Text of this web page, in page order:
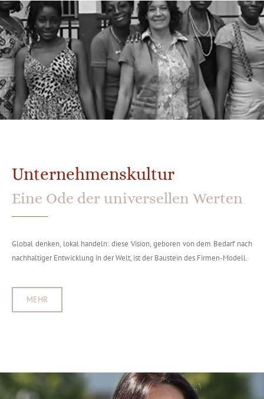
Unternehmenskultur
Eine Ode der universellen Werten
Global denken, lokal handeln: diese Vision, geboren von dem Bedarf nach
nachhaltiger Entwicklung in der Welt, ist der Baustein des Firmen-Modell.
MEHR